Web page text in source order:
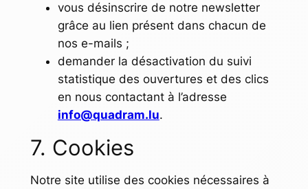
vous désinscrire de notre newsletter
grâce au lien présent dans chacun de
nos e-mails ;
demander la désactivation du suivi
statistique des ouvertures et des clics
en nous contactant à l’adresse
info@quadram.lu.
7. Cookies
Notre site utilise des cookies nécessaires à